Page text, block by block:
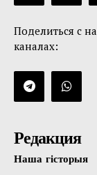
Поделиться с
каналах:
Редакция
Наша гісторыя